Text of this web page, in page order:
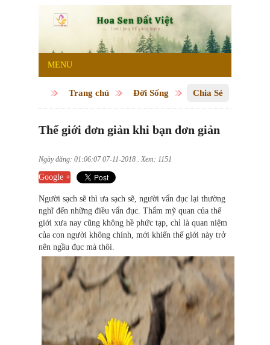
MENU
Trang chủ Đời Sống Chia Sẻ
Thế giới đơn giản khi bạn đơn giản
Ngày đăng: 01:06:07 07-11-2018 . Xem: 1151
Google +
Người sạch sẽ thì ưa sạch sẽ, người vẩn đục lại thường
nghĩ đến những điều vẩn đục. Thẩm mỹ quan của thế
giới xưa nay cũng không hề phức tạp, chỉ là quan niệm
của con người không chính, mới khiến thế giới này trở
nên ngầu đục mà thôi.